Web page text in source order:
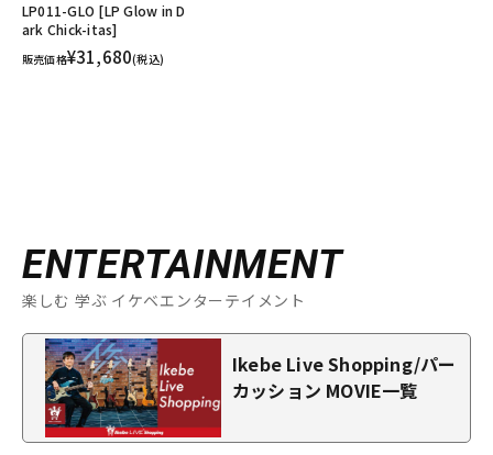
LP011-GLO [LP Glow in D
ark Chick-itas]
販売価格¥31,680(税込)
ENTERTAINMENT
楽しむ 学ぶ イケベエンターテイメント
Ikebe Live Shopping/パー
カッション MOVIE一覧